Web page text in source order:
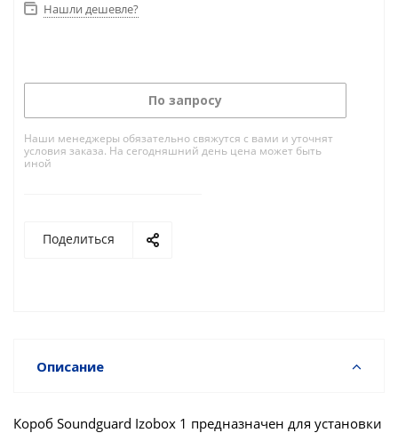
Нашли дешевле?
По запросу
Наши менеджеры обязательно свяжутся с вами и уточнят
условия заказа. На сегодняшний день цена может быть
иной
Поделиться
Описание
Короб Soundguard Izobox 1 предназначен для установки